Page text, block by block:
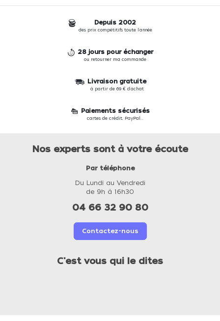
Depuis 2002
des prix compétitifs toute l'année
28 jours pour échanger
ou retourner ma commande
Livraison gratuite
à partir de 69 € d'achat
Paiements sécurisés
cartes de crédit, PayPal...
Nos experts sont à votre écoute
Par téléphone
Du Lundi au Vendredi
de 9h à 16h30
04 66 32 90 80
Contactez-nous
C'est vous qui le dites